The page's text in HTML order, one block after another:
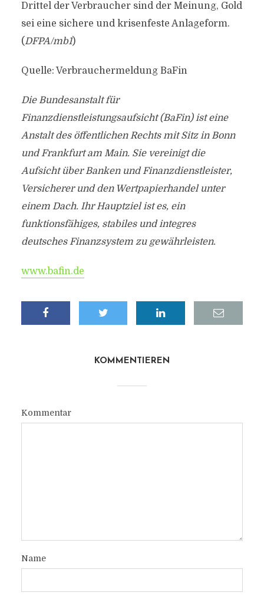
Drittel der Verbraucher sind der Meinung, Gold
sei eine sichere und krisenfeste Anlageform.
(DFPA/mb1)
Quelle: Verbrauchermeldung BaFin
Die Bundesanstalt für
Finanzdienstleistungsaufsicht (BaFin) ist eine
Anstalt des öffentlichen Rechts mit Sitz in Bonn
und Frankfurt am Main. Sie vereinigt die
Aufsicht über Banken und Finanzdienstleister,
Versicherer und den Wertpapierhandel unter
einem Dach. Ihr Hauptziel ist es, ein
funktionsfähiges, stabiles und integres
deutsches Finanzsystem zu gewährleisten.
www.bafin.de
KOMMENTIEREN
Kommentar
Name